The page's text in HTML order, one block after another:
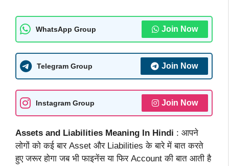
WhatsApp Group Join Now
Telegram Group Join Now
Instagram Group Join Now
Assets and Liabilities Meaning In Hindi : आपने
लोगों को कई बार Asset और Liabilities के बारे में बात करते
हुए जरूर होगा जब भी फाइनेंस या फिर Account की बात आती है